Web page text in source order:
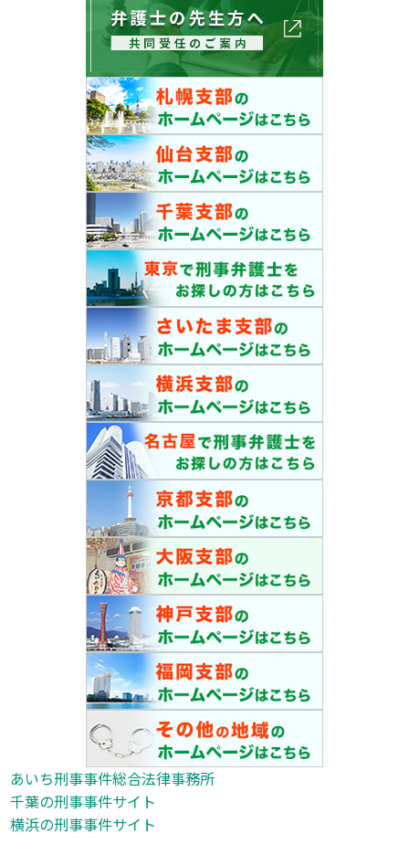
あいち刑事事件総合法律事務所
千葉の刑事事件サイト
横浜の刑事事件サイト